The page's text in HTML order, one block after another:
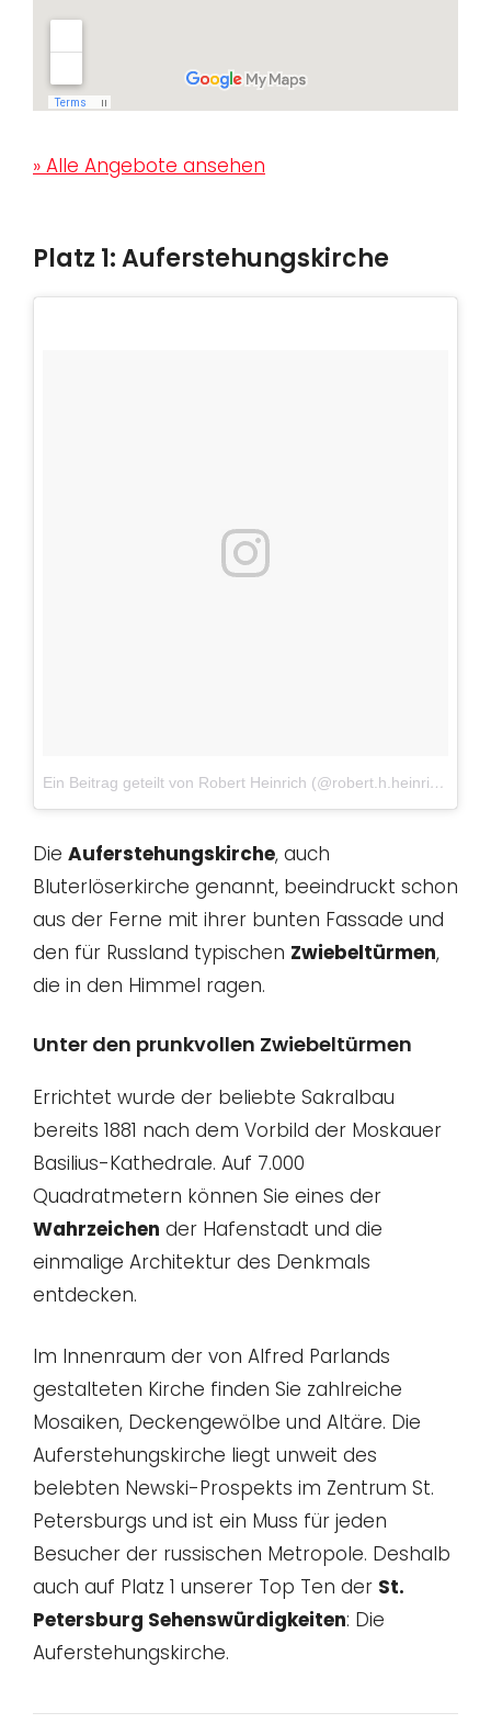
» Alle Angebote ansehen
Platz 1: Auferstehungskirche
Ein Beitrag geteilt von Robert Heinrich (@robert.h.heinrich)
Die Auferstehungskirche, auch
Bluterlöserkirche genannt, beeindruckt schon
aus der Ferne mit ihrer bunten Fassade und
den für Russland typischen Zwiebeltürmen,
die in den Himmel ragen.
Unter den prunkvollen Zwiebeltürmen
Errichtet wurde der beliebte Sakralbau
bereits 1881 nach dem Vorbild der Moskauer
Basilius-Kathedrale. Auf 7.000
Quadratmetern können Sie eines der
Wahrzeichen der Hafenstadt und die
einmalige Architektur des Denkmals
entdecken.
Im Innenraum der von Alfred Parlands
gestalteten Kirche finden Sie zahlreiche
Mosaiken, Deckengewölbe und Altäre. Die
Auferstehungskirche liegt unweit des
belebten Newski-Prospekts im Zentrum St.
Petersburgs und ist ein Muss für jeden
Besucher der russischen Metropole. Deshalb
auch auf Platz 1 unserer Top Ten der St.
Petersburg Sehenswürdigkeiten: Die
Auferstehungskirche.